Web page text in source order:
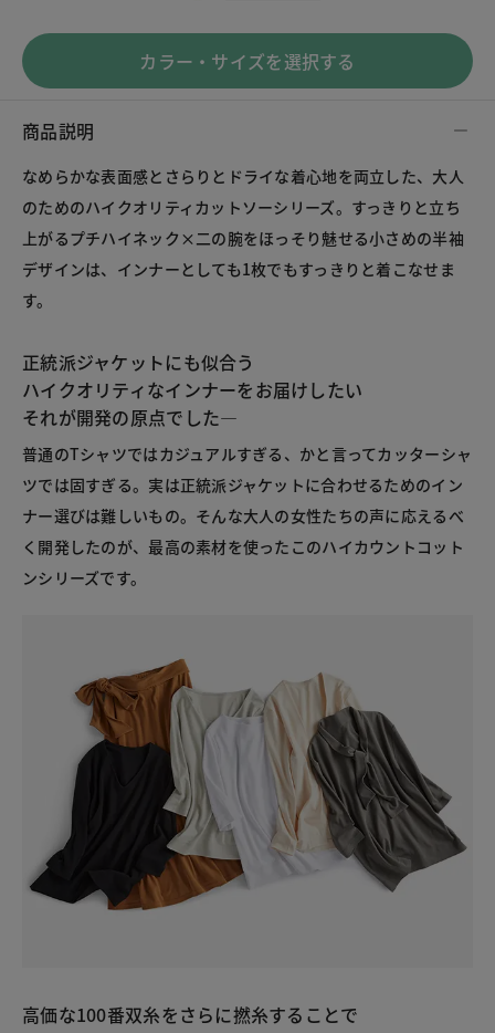
カラー・サイズを選択する
商品説明
なめらかな表面感とさらりとドライな着心地を両立した、大人
のためのハイクオリティカットソーシリーズ。すっきりと立ち
上がるプチハイネック×二の腕をほっそり魅せる小さめの半袖
デザインは、インナーとしても1枚でもすっきりと着こなせま
す。
正統派ジャケットにも似合う
ハイクオリティなインナーをお届けしたい
それが開発の原点でした―
普通のTシャツではカジュアルすぎる、かと言ってカッターシャ
ツでは固すぎる。実は正統派ジャケットに合わせるためのイン
ナー選びは難しいもの。そんな大人の女性たちの声に応えるべ
く開発したのが、最高の素材を使ったこのハイカウントコット
ンシリーズです。
高価な100番双糸をさらに撚糸することで